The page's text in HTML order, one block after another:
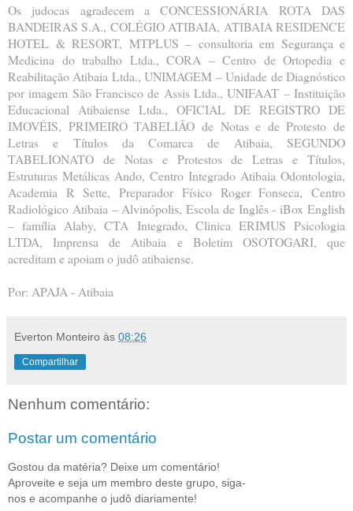
Os judocas agradecem a CONCESSIONÁRIA ROTA DAS
BANDEIRAS S.A., COLÉGIO ATIBAIA, ATIBAIA RESIDENCE
HOTEL & RESORT, MTPLUS – consultoria em Segurança e
Medicina do trabalho Ltda., CORA – Centro de Ortopedia e
Reabilitação Atibaia Ltda., UNIMAGEM – Unidade de Diagnóstico
por imagem São Francisco de Assis Ltda., UNIFAAT – Instituição
Educacional Atibaiense Ltda., OFICIAL DE REGISTRO DE
IMOVÉIS, PRIMEIRO TABELIÃO de Notas e de Protesto de
Letras e Títulos da Comarca de Atibaia, SEGUNDO
TABELIONATO de Notas e Protestos de Letras e Títulos,
Estruturas Metálicas Ando, Centro Integrado Atibaia Odontologia,
Academia R Sette, Preparador Físico Roger Fonseca, Centro
Radiológico Atibaia – Alvinópolis, Escola de Inglês - iBox English
– família Alaby, CTA Integrado, Clinica ERIMUS Psicologia
LTDA, Imprensa de Atibaia e Boletim OSOTOGARI, que
acreditam e apoiam o judô atibaiense.
Por: APAJA - Atibaia
Everton Monteiro às 08:26
Compartilhar
Nenhum comentário:
Postar um comentário
Gostou da matéria? Deixe um comentário!
Aproveite e seja um membro deste grupo, siga-
nos e acompanhe o judô diariamente!